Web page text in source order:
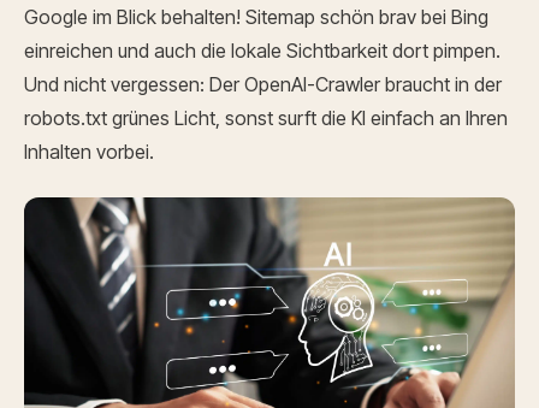
Google im Blick behalten! Sitemap schön brav bei Bing
einreichen und auch die lokale Sichtbarkeit dort pimpen.
Und nicht vergessen: Der OpenAI-Crawler braucht in der
robots.txt grünes Licht, sonst surft die KI einfach an Ihren
Inhalten vorbei.